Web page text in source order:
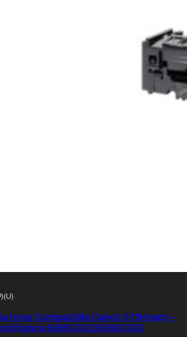
toner Compatibile Canon 075H nero –
6369C002/6365C002